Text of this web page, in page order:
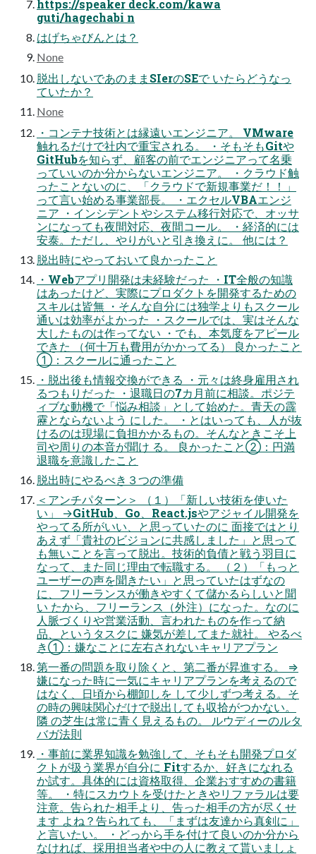
https://speaker deck.com/kawa
guti/hagechabi n
はげちゃびんとは？
None
脱出しないであのままSIerのSEで いたらどうなっ
ていたか？
None
・コンテナ技術とは縁遠いエンジニア。 VMware
触れるだけで社内で重宝される。 ・そもそもGitや
GitHubを知らず、顧客の前でエンジニアって名乗
っていいのか分からないエンジニア。 ・クラウド触
ったことないのに、「クラウドで新規事業だ！！」
って言い始める事業部長。 ・エクセルVBAエンジ
ニア ・インシデントやシステム移行対応で、オッサ
ンになっても夜間対応、夜間コール。 ・経済的には
安泰。ただし、やりがいと引き換えに。 他には？
脱出時にやっておいて良かったこと
・Webアプリ開発は未経験だった ・IT全般の知識
はあったけど、実際にプロダクトを開発するための
スキルは皆無 ・そんな自分には独学よりもスクール
通いは効率がよかった ・スクールでは、実はそんな
大したものは作ってない ・でも、本気度をアピール
できた （何十万も費用がかかってる） 良かったこと
①：スクールに通ったこと
・脱出後も情報交換ができる ・元々は終身雇用され
るつもりだった ・退職日の7カ月前に相談。ポジテ
ィブな動機で「悩み相談」として始めた。青天の霹
靂とならないよう にした。 ・とはいっても、人が抜
けるのは現場に負担かかるもの。そんなときこそ上
司や周りの本音が聞け る。 良かったこと②：円満
退職を意識したこと
脱出時にやるべき３つの準備
＜アンチパターン＞ （１）「新しい技術を使いた
い」 →GitHub、Go、React.jsやアジャイル開発を
やってる所がいい、と思っていたのに 面接ではとり
あえず「貴社のビジョンに共感しました」と思って
も無いことを言って脱出。技術的負債と戦う羽目に
なって、また同じ理由で転職する。 （２）「もっと
ユーザーの声を聞きたい」と思っていたはずなの
に、フリーランスが働きやすくて儲かるらしいと聞
い たから、フリーランス（外注）になった。なのに
人脈づくりや営業活動、言われたものを作って納
品、というタスクに 嫌気が差してまた就社。 やるべ
き①：嫌なことに左右されないキャリアプラン
第一番の問題を取り除くと、第二番が昇進する。 ⇒
嫌になった時に一気にキャリアプランを考えるので
はなく、日頃から棚卸しを して少しずつ考える。そ
の時の興味関心だけで脱出しても収拾がつかない。
隣 の芝生は常に青く見えるもの。 ルウディーのルタ
バガ法則
・事前に業界知識を勉強して、そもそも開発プロダ
クトが扱う業界が自分に Fitするか、好きになれる
か試す。具体的には資格取得、企業おすすめの書籍
等。 ・特にスカウトを受けたときやリファラルは要
注意。告られた相手より、告った相手の方が尽くせ
ます よね？告られても、「まずは友達から真剣に」
と言いたい。 ・どっから手を付けて良いのか分から
なければ、採用担当者や中の人に教えて貰いましょ